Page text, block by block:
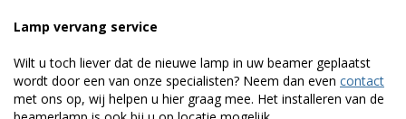
Lamp vervang service
Wilt u toch liever dat de nieuwe lamp in uw beamer geplaatst
wordt door een van onze specialisten? Neem dan even contact
met ons op, wij helpen u hier graag mee. Het installeren van de